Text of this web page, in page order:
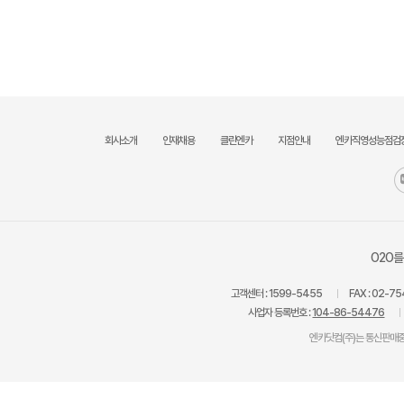
회사소개 인재채용 클린엔카 지점안내 엔카직영성능점검
O2O를
고객센터 :1599-5455 FAX :02-
사업자 등록번호 :104-86-54476
엔카닷컴(주)는 통신판매